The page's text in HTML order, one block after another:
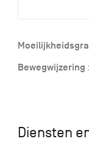
Bewegwijzering
Diensten